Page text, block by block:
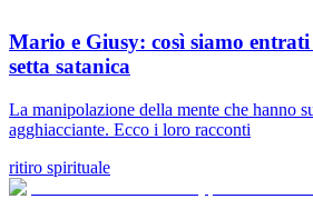
Mario e Giusy: così siamo
setta satanica
La manipolazione della mente che hanno
agghiacciante. Ecco i loro racconti
ritiro spirituale